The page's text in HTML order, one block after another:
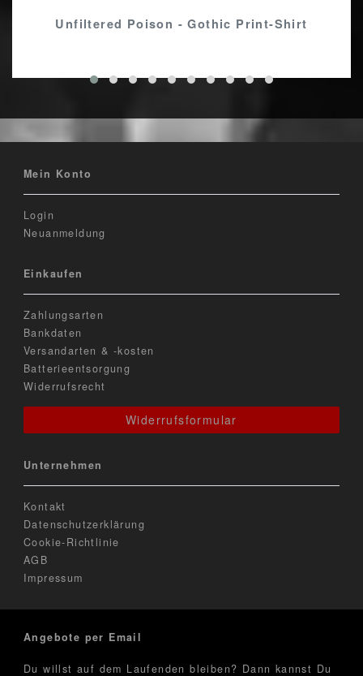
Unfiltered Poison - Gothic Print-Shirt
Mein Konto
Login
Neuanmeldung
Einkaufen
Zahlungsarten
Bankdaten
Versandarten & -kosten
Batterieentsorgung
Widerrufsrecht
Widerrufsformular
Unternehmen
Kontakt
Datenschutzerklärung
Cookie-Richtlinie
AGB
Impressum
Angebote per Email
Du willst auf dem Laufenden bleiben? Dann kannst Du